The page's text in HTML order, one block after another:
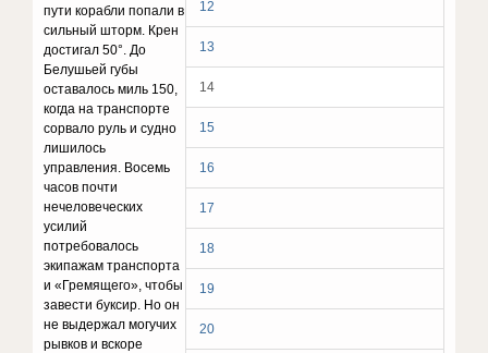
12
13
14
15
16
17
18
19
20
пути корабли попали в
сильный шторм. Крен
достигал 50°. До
Белушьей губы
оставалось миль 150,
когда на транспорте
сорвало руль и судно
лишилось
управления. Восемь
часов почти
нечеловеческих
усилий
потребовалось
экипажам транспорта
и «Гремящего», чтобы
завести буксир. Но он
не выдержал могучих
рывков и вскоре